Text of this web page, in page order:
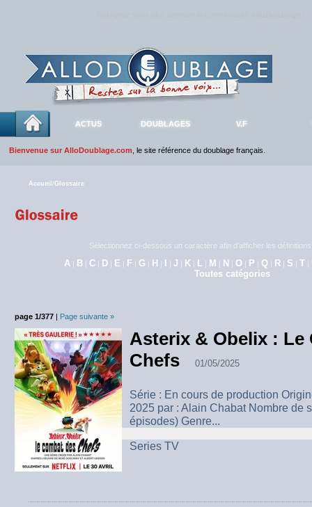
ACTUS DOUBLAGES V.F
Bienvenue sur AlloDoublage.com , le site référence du doublage français.
Accueil /Glossaire
Sélectionnez ci-dessous un caractère afin d'afficher les
A | B | C | D | E | F | G | H | I |J | K | L | M | N | O | P | Q | R | S | T |
Toutes catégories
page 1/377 | Page suivante »
Asterix & Obelix : Le
Chefs
01/05/2025
Série : En cours de production
2025 par : Alain Chabat Nombre de
épisodes) Genre...
Series TV